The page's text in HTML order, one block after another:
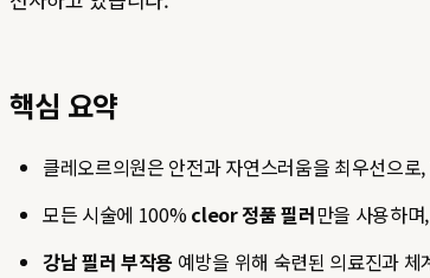
핵심 요약
클레오르의원은 안전과 자연스러움을 최우선으
모든 시술에 100%cleor 정품 필러만을 사용하
강남 필러 부작용 예방을 위해 숙련된 의료진과